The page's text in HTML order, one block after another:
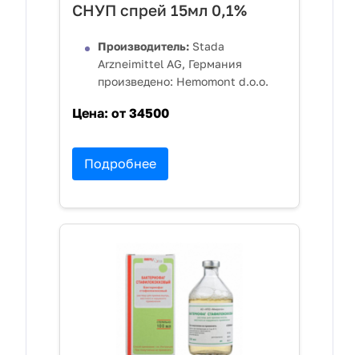
СНУП спрей 15мл 0,1%
Производитель: Stada
Arzneimittel AG, Германия
произведено: Hemomont d.o.o.
Цена: от 34500
Подробнее